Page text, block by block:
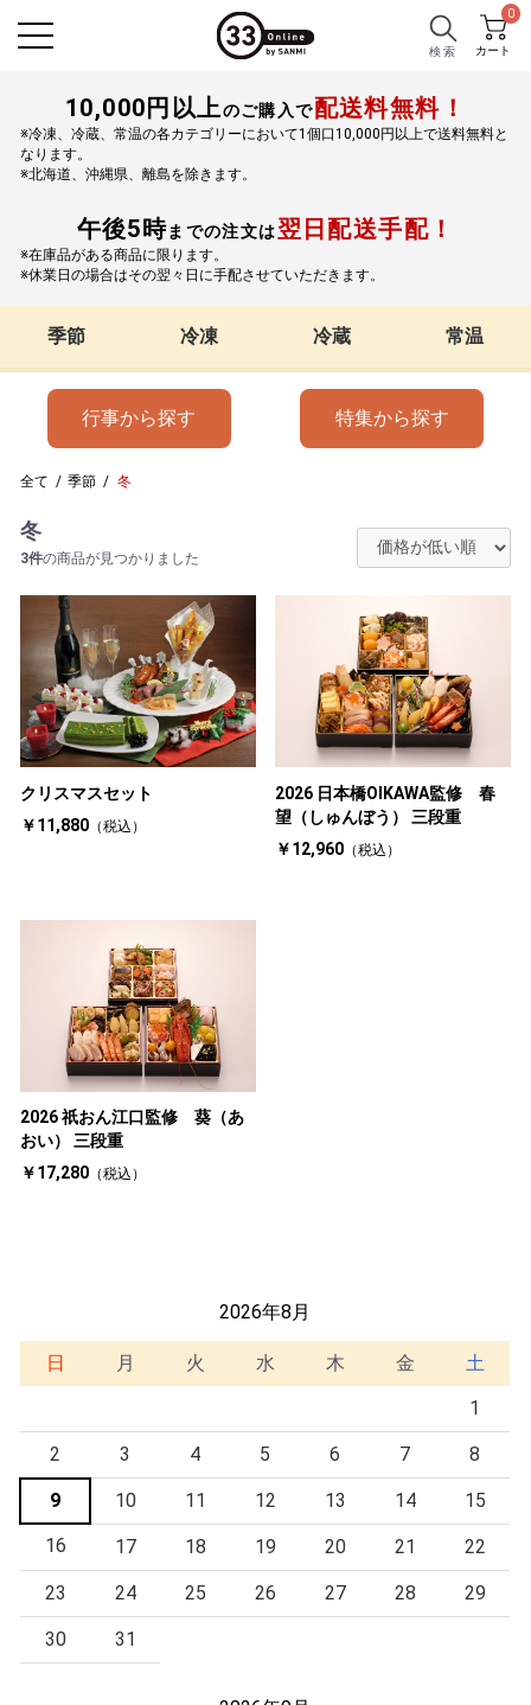
検 索 カート
0
10,000円以上のご購入で配送料無料！
※冷凍、冷蔵、常温の各カテゴリーにおいて1個口10,000円以上で送料無料と
なります。
※北海道、沖縄県、離島を除きます。
午後5時までの注文は翌日配送手配！
※在庫品がある商品に限ります。
※休業日の場合はその翌々日に手配させていただきます。
季節 冷凍 冷蔵 常温
行事から探す 特集から探す
全て / 季節 / 冬
冬
3件の商品が見つかりました
クリスマスセット
￥11,880 （税込）
2026 日本橋OIKAWA監修 春
望（しゅんぼう） 三段重
￥12,960 （税込）
2026 祇おん江口監修 葵（あ
おい） 三段重
￥17,280 （税込）
2026年8月
日 月 火 水 木 金
土
1
2 3 4 5 6 7 8
9 10 11 12 13 14
15
16
17 18 19 20 21 22
23 24 25 26 27 28 29
30 31